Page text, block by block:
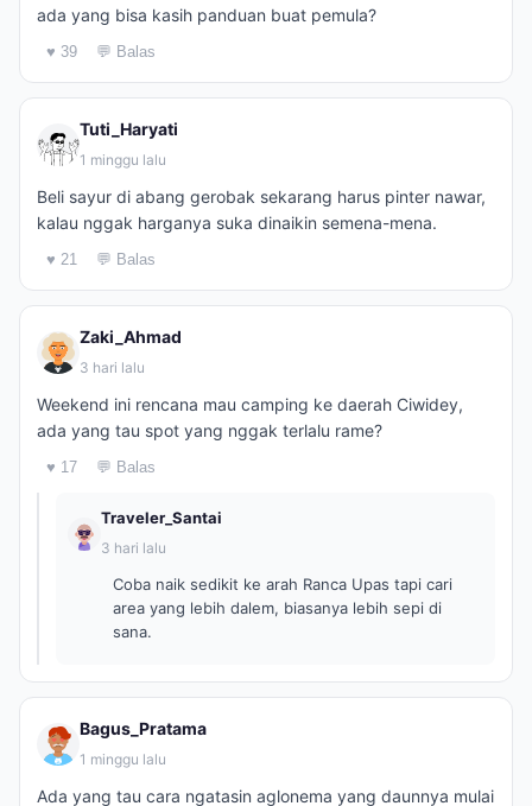
ada yang bisa kasih panduan buat pemula?
♥ 39 💬 Balas
Tuti_Haryati
1 minggu lalu
Beli sayur di abang gerobak sekarang harus pinter nawar,
kalau nggak harganya suka dinaikin semena-mena.
♥ 21 💬 Balas
Zaki_Ahmad
3 hari lalu
Weekend ini rencana mau camping ke daerah Ciwidey,
ada yang tau spot yang nggak terlalu rame?
♥ 17 💬 Balas
Traveler_Santai
3 hari lalu
Coba naik sedikit ke arah Ranca Upas tapi cari
area yang lebih dalem, biasanya lebih sepi di
sana.
Bagus_Pratama
1 minggu lalu
Ada yang tau cara ngatasin aglonema yang daunnya mulai